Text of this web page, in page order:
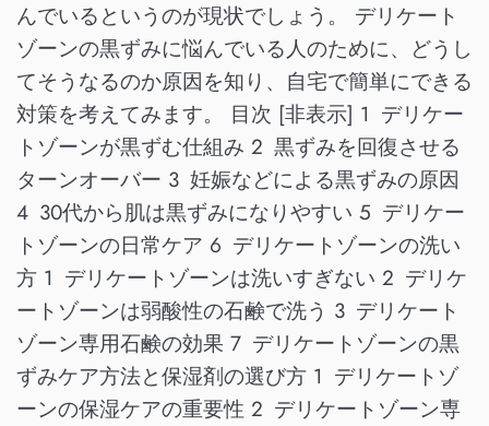
んでいるというのが現状でしょう。 デリケート
ゾーンの黒ずみに悩んでいる人のために、どうし
てそうなるのか原因を知り、自宅で簡単にできる
対策を考えてみます。 目次 [非表示] 1 デリケー
トゾーンが黒ずむ仕組み 2 黒ずみを回復させる
ターンオーバー 3 妊娠などによる黒ずみの原因
4 30代から肌は黒ずみになりやすい 5 デリケー
トゾーンの日常ケア 6 デリケートゾーンの洗い
方 1 デリケートゾーンは洗いすぎない 2 デリケ
ートゾーンは弱酸性の石鹸で洗う 3 デリケート
ゾーン専用石鹸の効果 7 デリケートゾーンの黒
ずみケア方法と保湿剤の選び方 1 デリケートゾ
ーンの保湿ケアの重要性 2 デリケートゾーン専